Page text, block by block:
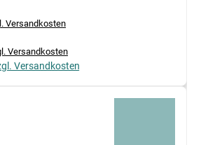
Versandkosten
Versandkosten
Versandkosten